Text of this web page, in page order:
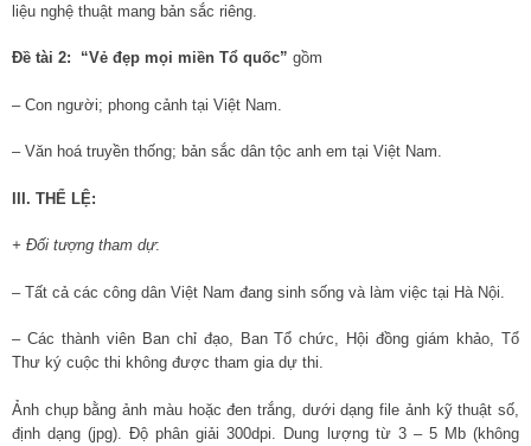
liệu nghệ thuật mang bản sắc riêng.
Đề tài 2: “Vẻ đẹp mọi miền Tổ quốc” gồm
– Con người; phong cảnh tại Việt Nam.
– Văn hoá truyền thống; bản sắc dân tộc anh em tại Việt Nam.
III. THỂ LỆ:
+ Đối tượng tham dự:
– Tất cả các công dân Việt Nam đang sinh sống và làm việc tại Hà Nội.
– Các thành viên Ban chỉ đạo, Ban Tổ chức, Hội đồng giám khảo, Tổ
Thư ký cuộc thi không được tham gia dự thi.
Ảnh chụp bằng ảnh màu hoặc đen trắng, dưới dạng file ảnh kỹ thuật số,
định dạng (jpg). Độ phân giải 300dpi. Dung lượng từ 3 – 5 Mb (không